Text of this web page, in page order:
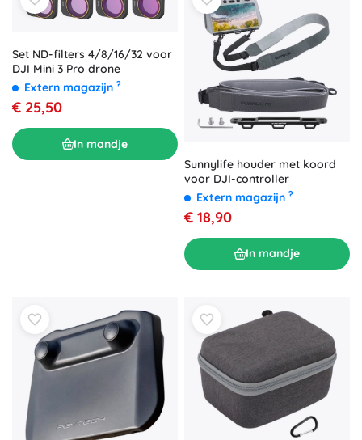
Set ND-filters 4/8/16/32 voor
DJI Mini 3 Pro drone
Extern magazijn ?
€ 25,50
In mandje
Sunnylife houder met koord
voor DJI-controller
Extern magazijn ?
€ 18,90
In mandje